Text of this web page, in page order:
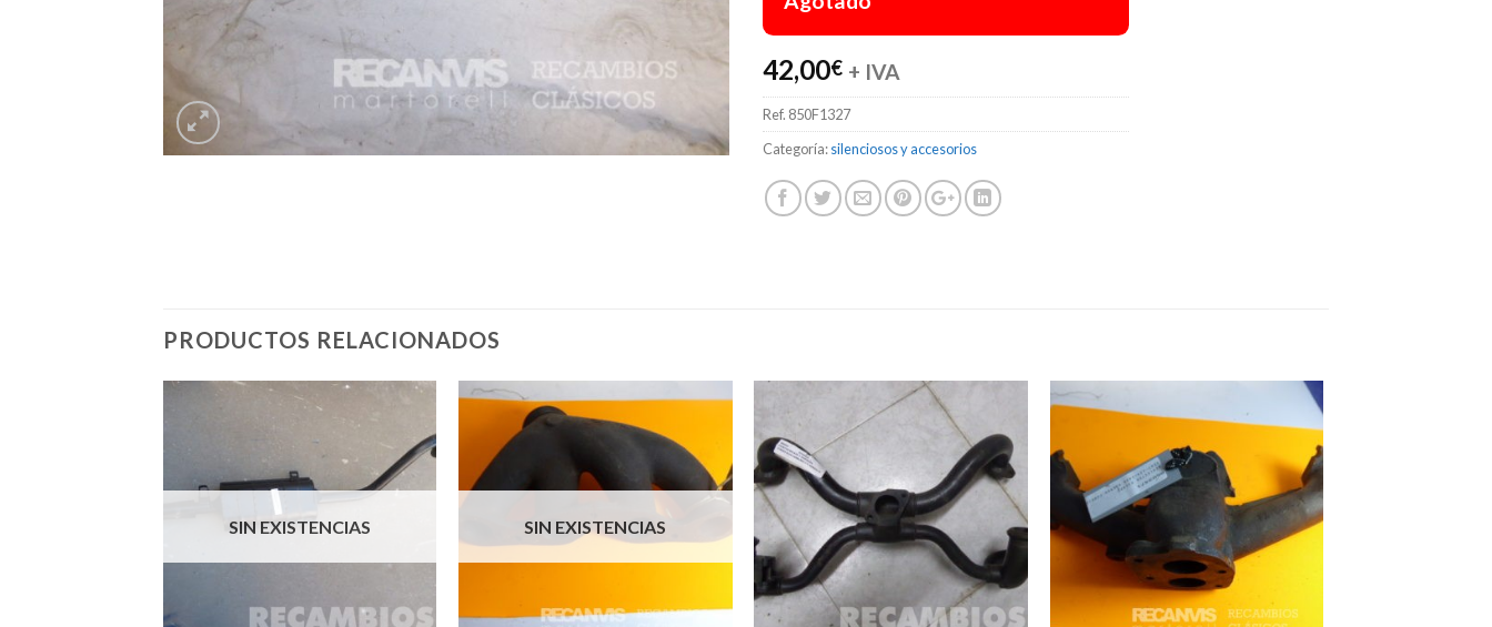
42,00€ + IVA
Ref. 850F1327
Categoría:silenciosos y accesorios
PRODUCTOS RELACIONADOS
SIN EXISTENCIAS SIN EXISTENCIAS